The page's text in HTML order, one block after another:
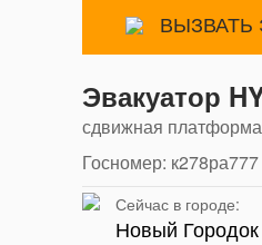
ВЫЗВАТЬ
Эвакуатор
сдвижная платформа
Госномер: к278ра777
Сейчас в городе:
Новый Городок